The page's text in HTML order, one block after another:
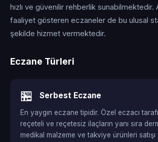
hızlı ve güvenilir rehberlik sunabilmektedir.
faaliyet gösteren eczaneler de bu ulusal
şekilde hizmet vermektedir.
Eczane Türleri
🏪 Serbest Eczane
En yaygın eczane tipidir. Özel eczacı
reçeteli ve reçetesiz ilaçların yanı sıra
medikal malzeme ve takviye ürünleri satışı